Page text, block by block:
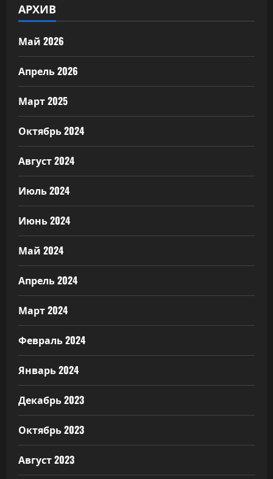
АРХИВ
Май 2026
Апрель 2026
Март 2025
Октябрь 2024
Август 2024
Июль 2024
Июнь 2024
Май 2024
Апрель 2024
Март 2024
Февраль 2024
Январь 2024
Декабрь 2023
Октябрь 2023
Август 2023